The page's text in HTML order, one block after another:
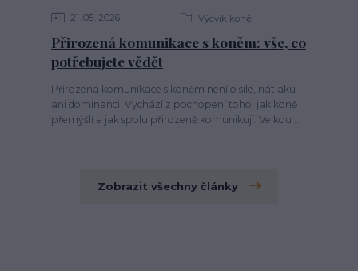
21 05 2026 Výcvik koně
Přirozená komunikace s koněm: vše, co
potřebujete vědět
Přirozená komunikace s koněm není o síle, nátlaku
ani dominanci. Vychází z pochopení toho, jak koně
přemýšlí a jak spolu přirozeně komunikují. Velkou ...
Zobrazit všechny články